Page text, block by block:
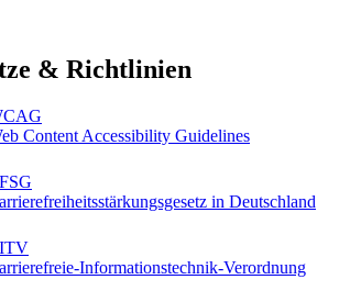
& Richtlinien
Content Accessibility Guidelines
in Deutschland
Informationstechnik-Verordnung